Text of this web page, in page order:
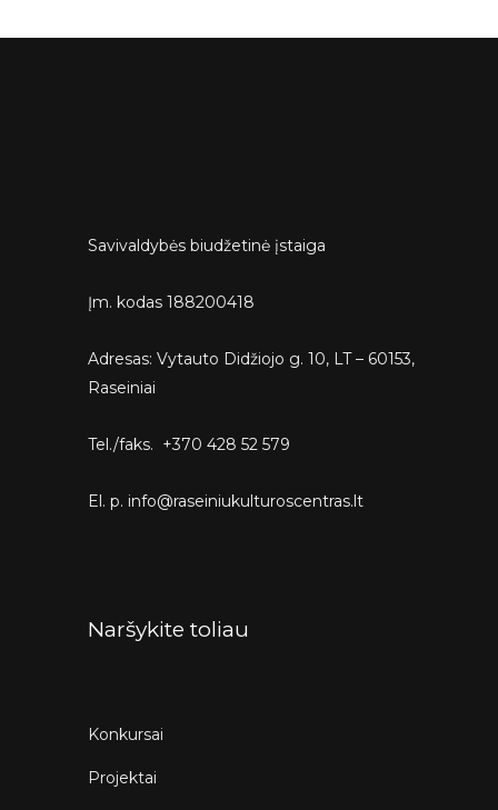
Savivaldybės biudžetinė įstaiga
Įm. kodas 188200418
Adresas: Vytauto Didžiojo g. 10, LT – 60153,
Raseiniai
Tel./faks. +370 428 52 579
El. p. info@raseiniukulturoscentras.lt
Naršykite toliau
Konkursai
Projektai